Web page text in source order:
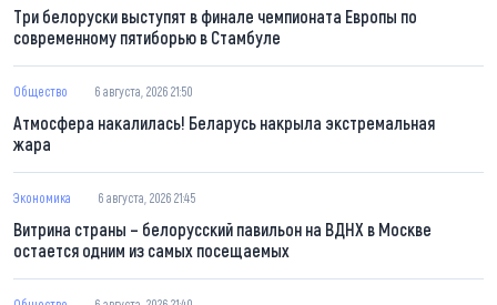
Три белоруски выступят в финале чемпионата Европы по
современному пятиборью в Стамбуле
Общество 6 августа, 2026 21:50
Атмосфера накалилась! Беларусь накрыла экстремальная
жара
Экономика 6 августа, 2026 21:45
Витрина страны – белорусский павильон на ВДНХ в Москве
остается одним из самых посещаемых